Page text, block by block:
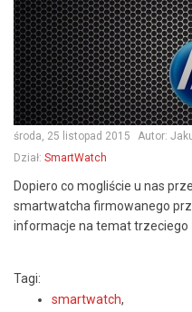
środa, 25 listopad 2015 Autor:
Dział: SmartWatch
Dopiero co mogliście u nas
smartwatcha firmowanego
informacje na temat trzeciego
Tagi:
smartwatch,